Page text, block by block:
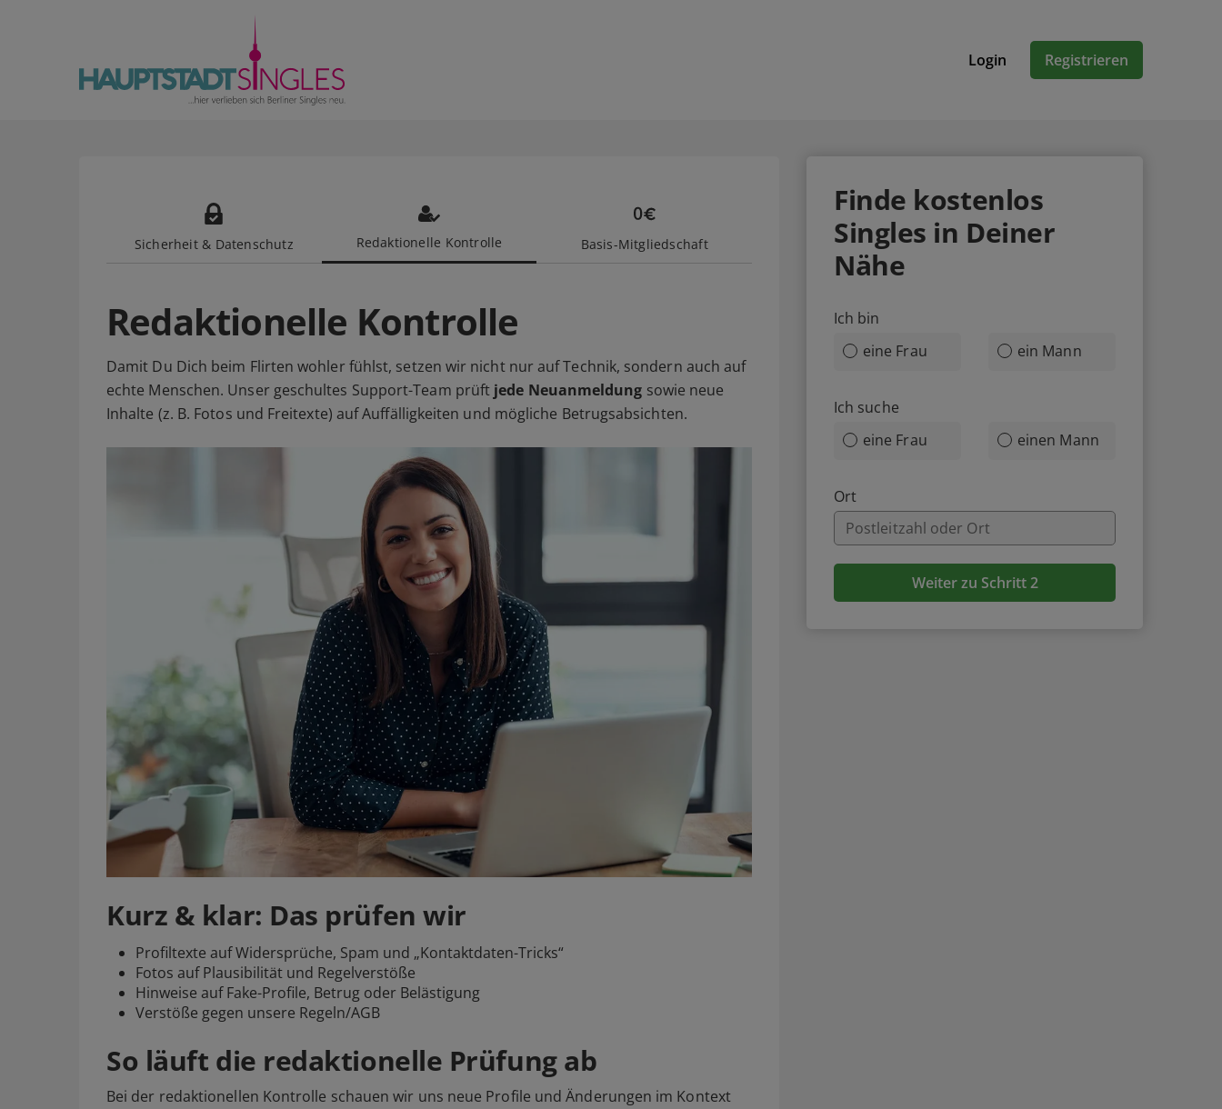
Login Registrieren
Sicherheit & Datenschutz Redaktionelle Kontrolle Basis-Mitgliedschaft
Redaktionelle Kontrolle
Damit Du Dich beim Flirten wohler fühlst, setzen wir nicht nur auf Technik, sondern auch auf
echte Menschen. Unser geschultes Support-Team prüft jede Neuanmeldung sowie neue
Inhalte (z. B. Fotos und Freitexte) auf Auffälligkeiten und mögliche Betrugsabsichten.
Kurz & klar: Das prüfen wir
Profiltexte auf Widersprüche, Spam und „Kontaktdaten-Tricks“
Fotos auf Plausibilität und Regelverstöße
Hinweise auf Fake-Profile, Betrug oder Belästigung
Verstöße gegen unsere Regeln/AGB
So läuft die redaktionelle Prüfung ab
Bei der redaktionellen Kontrolle schauen wir uns neue Profile und Änderungen im Kontext
Finde kostenlos
Singles in Deiner
Nähe
Ich bin
eine Frau
ein Mann
Ich suche
eine Frau
einen Mann
Ort
Weiter zu Schritt 2